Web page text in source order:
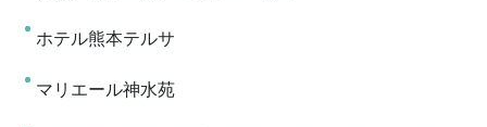
ホテル熊本テルサ
マリエール神水苑